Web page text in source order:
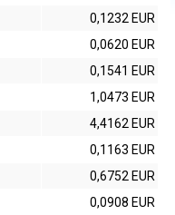
0,1232 EUR
0,0620 EUR
0,1541 EUR
1,0473 EUR
4,4162 EUR
0,1163 EUR
0,6752 EUR
0,0908 EUR